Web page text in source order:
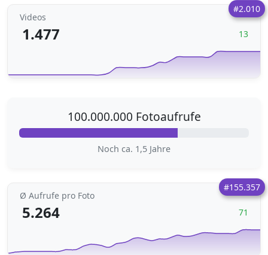
#2.010
Videos
1.477 13
100.000.000 Fotoaufrufe
Noch ca. 1,5 Jahre
#155.357
Ø Aufrufe pro Foto
5.264 71